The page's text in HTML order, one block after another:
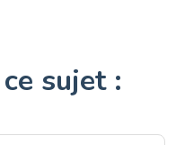
sujet :